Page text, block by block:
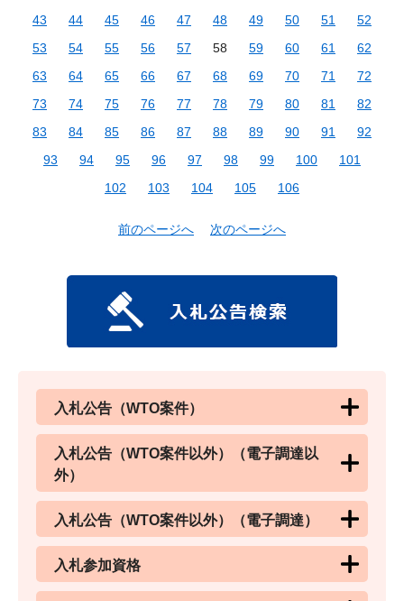
43
44 45 46 47 48 49 50 51
52
53
54 55 56 57 58 59 60 61
62
63
64 65 66 67 68 69 70 71
72
73
74 75 76 77 78 79 80 81
82
83
84 85 86 87 88 89 90 91
92
93
94 95 96 97 98 99 100
101
102
103 104 105 106
前のページへ 次のページへ
入札公告（WTO案件）
入札公告（WTO案件以外）（電子調達以
外）
入札公告（WTO案件以外）（電子調達）
入札参加資格